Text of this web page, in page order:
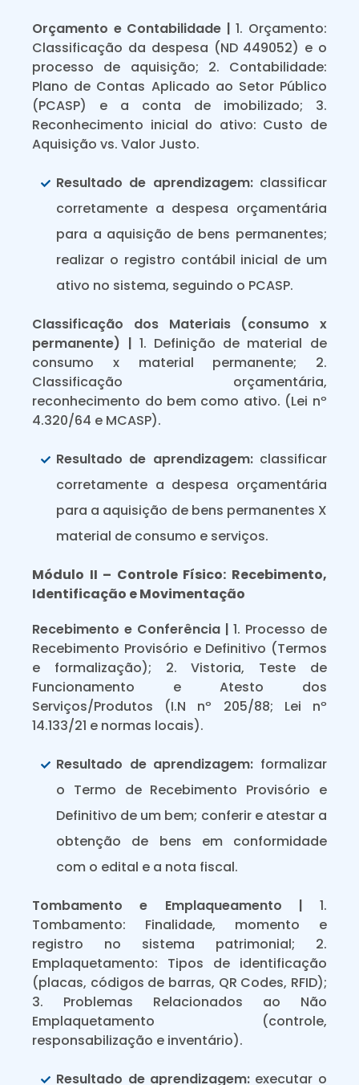
Orçamento e Contabilidade |1. Orçamento:
Classificação da despesa (ND 449052) e o
processo de aquisição; 2. Contabilidade:
Plano de Contas Aplicado ao Setor Público
(PCASP) e a conta de imobilizado; 3.
Reconhecimento inicial do ativo: Custo de
Aquisição vs. Valor Justo.
Resultado de aprendizagem: classificar
corretamente a despesa orçamentária
para a aquisição de bens permanentes;
realizar o registro contábil inicial de um
ativo no sistema, seguindo o PCASP.
Classificação dos Materiais (consumo x
permanente) | 1. Definição de material de
consumo x material permanente; 2.
Classificação orçamentária,
reconhecimento do bem como ativo. (Lei nº
4.320/64 e MCASP).
Resultado de aprendizagem: classificar
corretamente a despesa orçamentária
para a aquisição de bens permanentes X
material de consumo e serviços.
Módulo II – Controle Físico: Recebimento,
Identificação e Movimentação
Recebimento e Conferência | 1. Processo de
Recebimento Provisório e Definitivo (Termos
e formalização); 2. Vistoria, Teste de
Funcionamento e Atesto dos
Serviços/Produtos (I.N nº 205/88; Lei nº
14.133/21 e normas locais).
Resultado de aprendizagem: formalizar
o Termo de Recebimento Provisório e
Definitivo de um bem; conferir e atestar a
obtenção de bens em conformidade
com o edital e a nota fiscal.
Tombamento e Emplaqueamento | 1.
Tombamento: Finalidade, momento e
registro no sistema patrimonial; 2.
Emplaquetamento: Tipos de identificação
(placas, códigos de barras, QR Codes, RFID);
3. Problemas Relacionados ao Não
Emplaquetamento (controle,
responsabilização e inventário).
Resultado de aprendizagem: executar o